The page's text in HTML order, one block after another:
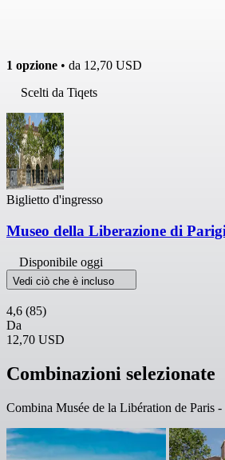
1 opzione • da 12,70 USD
Scelti da Tiqets
Biglietto d'ingresso
Museo della Liberazione di
Disponibile oggi
Vedi ciò che è incluso
4,6 (85)
Da
12,70 USD
Combinazioni selezionate
Combina Musée de la Libération de Paris